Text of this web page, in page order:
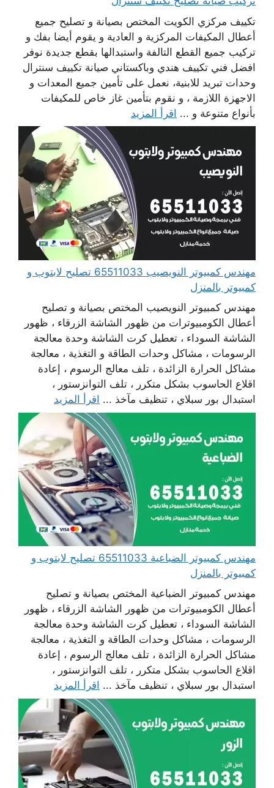
تكييف مركزي الكويت المختص بصيانة و تصليح جميع
أعطال المكيفات المركزية و العادية و يقوم أيضا بفك و
تركيب جميع القطع التالفة واستبدالها بقطع جديدة نوفر
افضل فني تكييف هندي وباكستاني صيانة تكييف سنترال
وحدات تبريد للابنية، نعمل على تأمين جميع المعدات و
الاجهزة اللازمة ، و نقوم بتأمين غاز خاص للمكيفات
بأنواع متنوعة و ... اقرأ المزيد
مهندس كمبيوتر النويصيب 65511033 تصليح لابتوب و
كمبيوتر بالمنزل
مهندس كمبيوتر النويصيب المختص بصيانة و تصليح
أعطال الكومبيوترات من ظهور الشاشة الزرقاء ، ظهور
الشاشة السوداء ، تعطيل كرت الشاشة وحدة معالجة
الرسومات ، مشاكل وحدات الطاقة و التغذية ، معالجة
مشاكل الحرارة الزائدة ، تلف معالج الرسوم ، إعادة
اقلاع الحاسوب بشكل متكرر ، تلف التوانزستور ،
استبدال بور سبلاي ، تنظيف مآخذ ... اقرأ المزيد
مهندس كمبيوتر الضباعية 65511033 تصليح لابتوب و
كمبيوتر بالمنزل
مهندس كمبيوتر الضباعية المختص بصيانة و تصليح
أعطال الكومبيوترات من ظهور الشاشة الزرقاء ، ظهور
الشاشة السوداء ، تعطيل كرت الشاشة وحدة معالجة
الرسومات ، مشاكل وحدات الطاقة و التغذية ، معالجة
مشاكل الحرارة الزائدة ، تلف معالج الرسوم ، إعادة
اقلاع الحاسوب بشكل متكرر ، تلف التوانزستور ،
استبدال بور سبلاي ، تنظيف مآخذ ... اقرأ المزيد